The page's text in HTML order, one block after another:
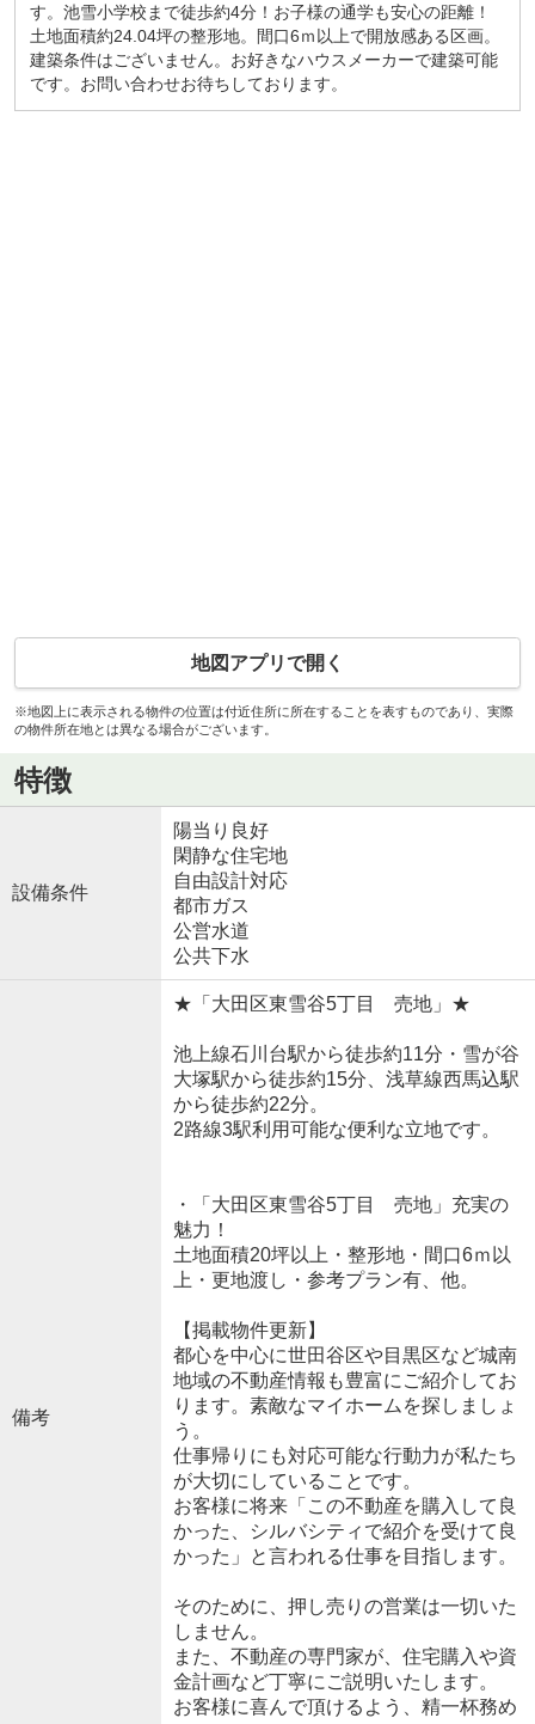
す。池雪小学校まで徒歩約4分！お子様の通学も安心の距離！
土地面積約24.04坪の整形地。間口6ｍ以上で開放感ある区画。
建築条件はございません。お好きなハウスメーカーで建築可能
です。お問い合わせお待ちしております。
地図アプリで開く
※地図上に表示される物件の位置は付近住所に所在することを表すものであり、実際
の物件所在地とは異なる場合がございます。
特徴
設備条件
陽当り良好
閑静な住宅地
自由設計対応
都市ガス
公営水道
公共下水
備考
★「大田区東雪谷5丁目 売地」★
池上線石川台駅から徒歩約11分・雪が谷
大塚駅から徒歩約15分、浅草線西馬込駅
から徒歩約22分。
2路線3駅利用可能な便利な立地です。
・「大田区東雪谷5丁目 売地」充実の
魅力！
土地面積20坪以上・整形地・間口6ｍ以
上・更地渡し・参考プラン有、他。
【掲載物件更新】
都心を中心に世田谷区や目黒区など城南
地域の不動産情報も豊富にご紹介してお
ります。素敵なマイホームを探しましょ
う。
仕事帰りにも対応可能な行動力が私たち
が大切にしていることです。
お客様に将来「この不動産を購入して良
かった、シルバシティで紹介を受けて良
かった」と言われる仕事を目指します。
そのために、押し売りの営業は一切いた
しません。
また、不動産の専門家が、住宅購入や資
金計画など丁寧にご説明いたします。
お客様に喜んで頂けるよう、精一杯務め